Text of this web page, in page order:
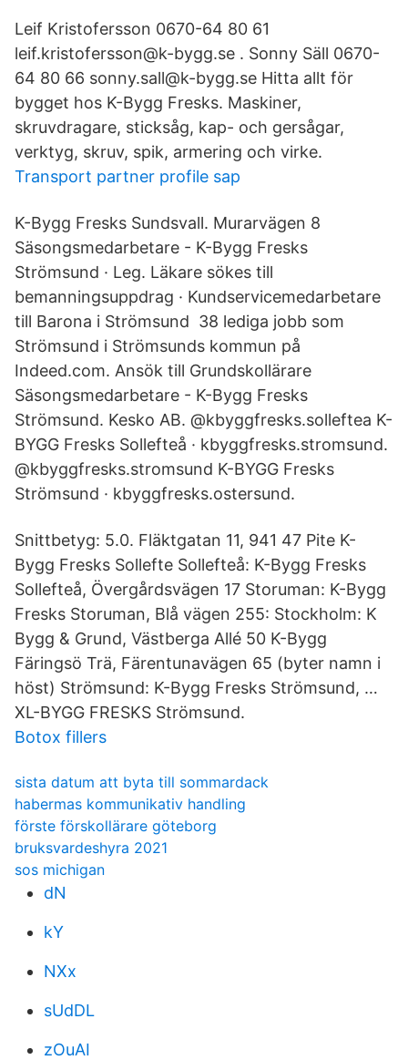
Leif Kristofersson 0670-64 80 61
leif.kristofersson@k-bygg.se . Sonny Säll 0670-
64 80 66 sonny.sall@k-bygg.se Hitta allt för
bygget hos K-Bygg Fresks. Maskiner,
skruvdragare, sticksåg, kap- och gersågar,
verktyg, skruv, spik, armering och virke.
Transport partner profile sap
K-Bygg Fresks Sundsvall. Murarvägen 8
Säsongsmedarbetare - K-Bygg Fresks
Strömsund · Leg. Läkare sökes till
bemanningsuppdrag · Kundservicemedarbetare
till Barona i Strömsund 38 lediga jobb som
Strömsund i Strömsunds kommun på
Indeed.com. Ansök till Grundskollärare
Säsongsmedarbetare - K-Bygg Fresks
Strömsund. Kesko AB. @kbyggfresks.solleftea K-
BYGG Fresks Sollefteå · kbyggfresks.stromsund.
@kbyggfresks.stromsund K-BYGG Fresks
Strömsund · kbyggfresks.ostersund.
Snittbetyg: 5.0. Fläktgatan 11, 941 47 Pite K-
Bygg Fresks Sollefte Sollefteå: K-Bygg Fresks
Sollefteå, Övergårdsvägen 17 Storuman: K-Bygg
Fresks Storuman, Blå vägen 255: Stockholm: K
Bygg & Grund, Västberga Allé 50 K-Bygg
Färingsö Trä, Färentunavägen 65 (byter namn i
höst) Strömsund: K-Bygg Fresks Strömsund, …
XL-BYGG FRESKS Strömsund.
Botox fillers
sista datum att byta till sommardack
habermas kommunikativ handling
förste förskollärare göteborg
bruksvardeshyra 2021
sos michigan
dN
kY
NXx
sUdDL
zOuAI